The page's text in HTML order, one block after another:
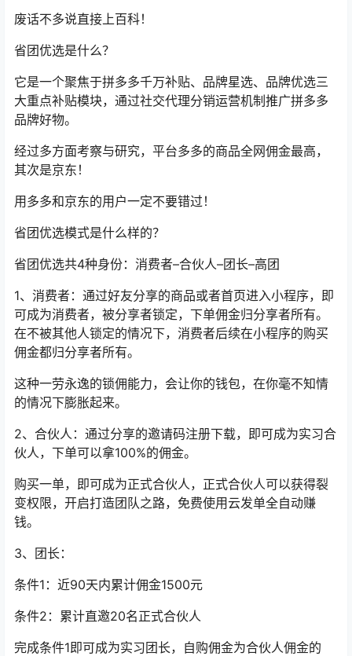
废话不多说直接上百科！
省团优选是什么？
它是一个聚焦于拼多多千万补贴、品牌星选、品牌优选三
大重点补贴模块，通过社交代理分销运营机制推广拼多多
品牌好物。
经过多方面考察与研究，平台多多的商品全网佣金最高，
其次是京东！
用多多和京东的用户一定不要错过！
省团优选模式是什么样的？
省团优选共4种身份：消费者–合伙人–团长–高团
1、消费者：通过好友分享的商品或者首页进入小程序，即
可成为消费者，被分享者锁定，下单佣金归分享者所有。
在不被其他人锁定的情况下，消费者后续在小程序的购买
佣金都归分享者所有。
这种一劳永逸的锁佣能力，会让你的钱包，在你毫不知情
的情况下膨胀起来。
2、合伙人：通过分享的邀请码注册下载，即可成为实习合
伙人，下单可以拿100%的佣金。
购买一单，即可成为正式合伙人，正式合伙人可以获得裂
变权限，开启打造团队之路，免费使用云发单全自动赚
钱。
3、团长：
条件1：近90天内累计佣金1500元
条件2：累计直邀20名正式合伙人
完成条件1即可成为实习团长，自购佣金为合伙人佣金的